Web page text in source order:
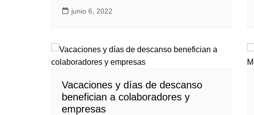
junio 6, 2022
Vacaciones y días de descanso
benefician a colaboradores y
empresas